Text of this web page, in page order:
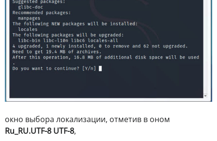
окно выбора локализации, отметив в оном
Ru_RU.UTF-8 UTF-8,